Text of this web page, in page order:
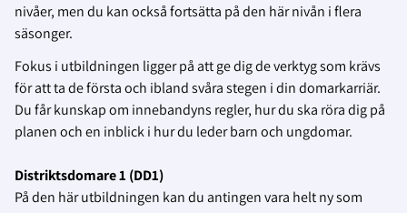
nivåer, men du kan också fortsätta på den här nivån i flera
säsonger.
Fokus i utbildningen ligger på att ge dig de verktyg som krävs
för att ta de första och ibland svåra stegen i din domarkarriär.
Du får kunskap om innebandyns regler, hur du ska röra dig på
planen och en inblick i hur du leder barn och ungdomar.
Distriktsdomare 1 (DD1)
På den här utbildningen kan du antingen vara helt ny som